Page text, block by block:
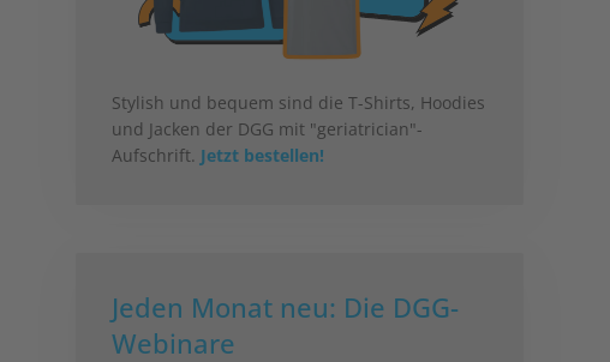
Stylish und bequem sind die T-Shirts, Hoodies
und Jacken der DGG mit "geriatrician"-
Aufschrift. Jetzt bestellen!
Jeden Monat neu: Die DGG-
Webinare